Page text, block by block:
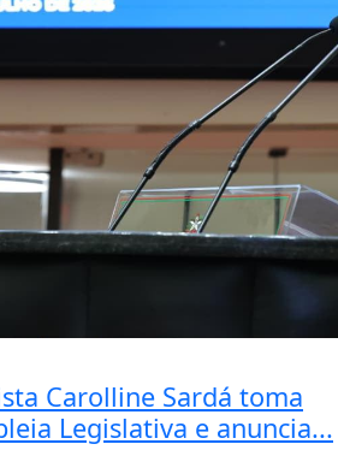
Carolline Sardá toma
Legislativa e anuncia...